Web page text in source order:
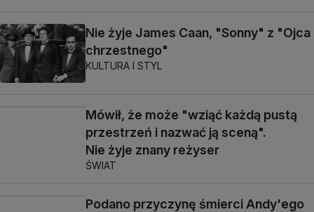
Nie żyje James Caan, "Sonny" z "Ojca
chrzestnego"
KULTURA I STYL
Mówił, że może "wziąć każdą pustą
przestrzeń i nazwać ją sceną".
Nie żyje znany reżyser
ŚWIAT
Podano przyczynę śmierci Andy'ego